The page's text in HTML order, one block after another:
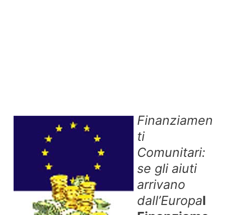
Finanziamen
ti
Comunitari:
se gli aiuti
arrivano
dall’EuropaI